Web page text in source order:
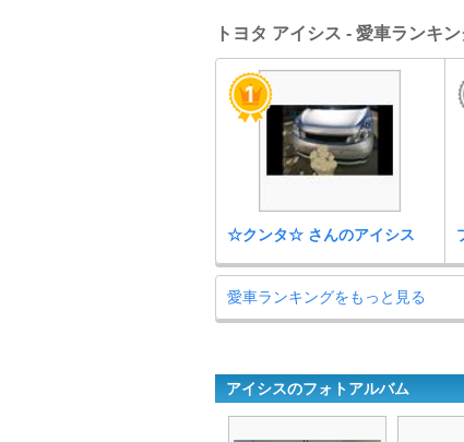
トヨタ アイシス - 愛車ランキ
☆クンタ☆ さんのアイシス
愛車ランキングをもっと見る
アイシスのフォトアルバム